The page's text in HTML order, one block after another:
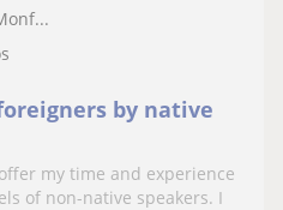
by native
my time and experience
of non-native speakers. I